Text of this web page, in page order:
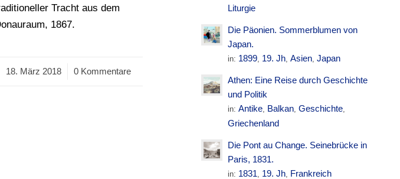
Tracht aus dem
1867.
18. März 2018
/ 0 Kommentare
Liturgie
Die Päonien. Sommerblumen von
Japan.
in: 1899, 19. Jh,Asien,Japan
Athen: Eine Reise durch Geschichte
und Politik
in:Antike, Balkan,Geschichte,
Griechenland
Die Pont au Change. Seinebrücke in
Paris, 1831.
in: 1831, 19. Jh, Frankreich